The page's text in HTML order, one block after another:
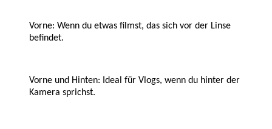
Vorne: Wenn du etwas filmst, das sich vor der Linse
befindet.
Vorne und Hinten: Ideal für Vlogs, wenn du hinter der
Kamera sprichst.